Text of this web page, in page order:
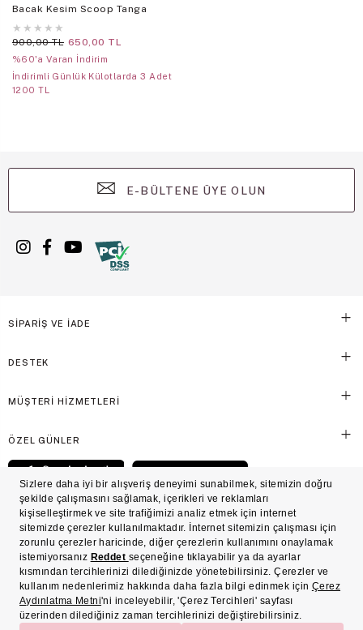
Bacak Kesim Scoop Tanga
★ ★ ★ ★ ★
900,00 TL 650,00 TL
%60'a Varan İndirim
İndirimli Günlük Külotlarda 3 Adet
1200 TL
E-BÜLTENE ÜYE OLUN
SİPARİŞ VE İADE
DESTEK
MÜŞTERİ HİZMETLERİ
ÖZEL GÜNLER
© Victoria's Secret Shaya Mağazacılık A.Ş. Franchise lisansı aracılığıyla işletilen ticari
markasıdır. Her hakkı saklıdır.
Süreç Bazlı Müşteri Aydınlatma Metni
Üyelik ve Gizlilik Sözleşmesi
İşlem Rehberi